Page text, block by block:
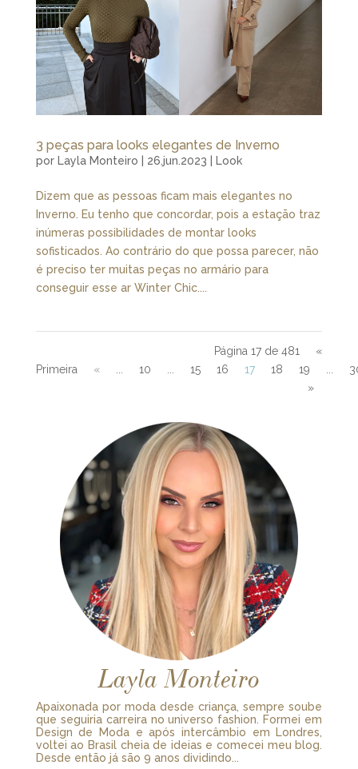
3 peças para looks elegantes de Inverno
por Layla Monteiro 26.jun.2023 Look
Dizem que as pessoas ficam mais elegantes no
Inverno. Eu tenho que concordar, pois a estação traz
inúmeras possibilidades de montar looks
sofisticados. Ao contrário do que possa parecer, não
é preciso ter muitas peças no armário para
conseguir esse ar Winter Chic....
Página 17 de 481
«
Primeira
« 10 15 16 17 18 19
»
Layla Monteiro
Apaixonada por moda desde criança, sempre soube
que seguiria carreira no universo fashion. Formei em
Design de Moda e após intercâmbio em Londres,
voltei ao Brasil cheia de ideias e comecei meu blog.
Desde então já são 9 anos dividindo...